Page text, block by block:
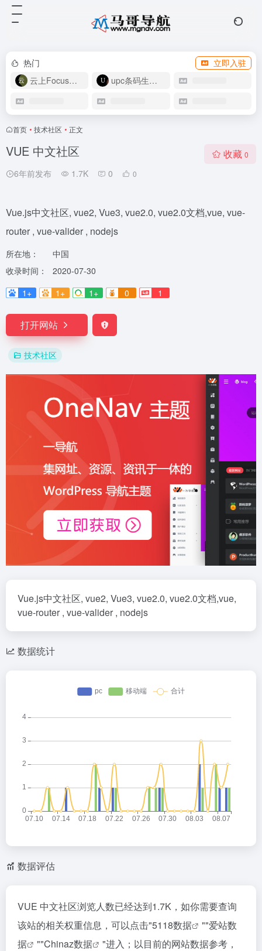
热门
立即入驻
云上Focus接码
upc条码生成器
首页 • 技术社区 • 正文
VUE 中文社区
6年前发布 1.7K 0 0
收藏 0
Vue.js中文社区, vue2, Vue3, vue2.0, vue2.0文档,vue, vue-
router , vue-valider , nodejs
所在地：
中国
收录时间：
2020-07-30
1+
1+ 1+ 0 1
打开网站
技术社区
Vue.js中文社区, vue2, Vue3, vue2.0, vue2.0文档,vue,
vue-router , vue-valider , nodejs
数据统计
数据评估
VUE 中文社区浏览人数已经达到1.7K，如你需要查询
该站的相关权重信息，可以点击"5118数据 ""爱站数
据
""Chinaz数据
"进入；以目前的网站数据参考，